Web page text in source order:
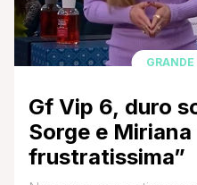
GRANDE
Gf Vip 6, duro
Sorge e
frustratissima”